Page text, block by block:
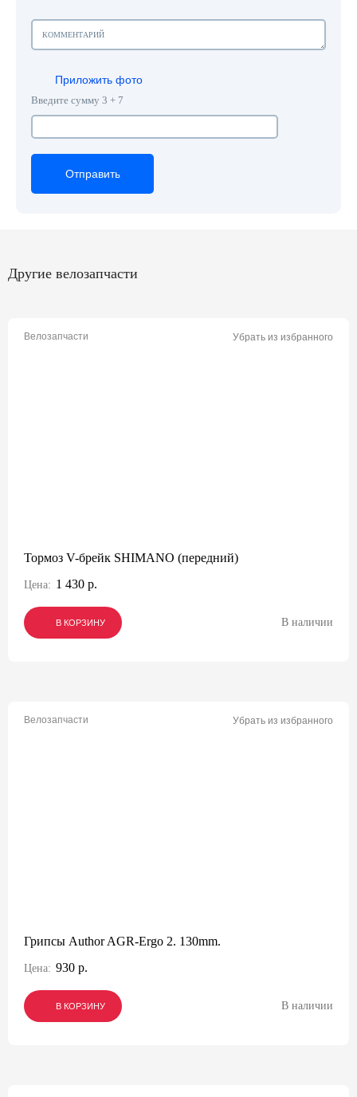
Приложить фото
Введите сумму 3 + 7
Отправить
Отправить
Отправить
Другие велозапчасти
Велозапчасти Убрать из избранного
Тормоз V-брейк SHIMANO (передний)
Цена: 1 430 р.
В КОРЗИНУ
В КОРЗИНУ
В КОРЗИНУ В наличии
Велозапчасти Убрать из избранного
Грипсы Author AGR-Ergo 2. 130mm.
Цена: 930 р.
В КОРЗИНУ
В КОРЗИНУ
В КОРЗИНУ В наличии